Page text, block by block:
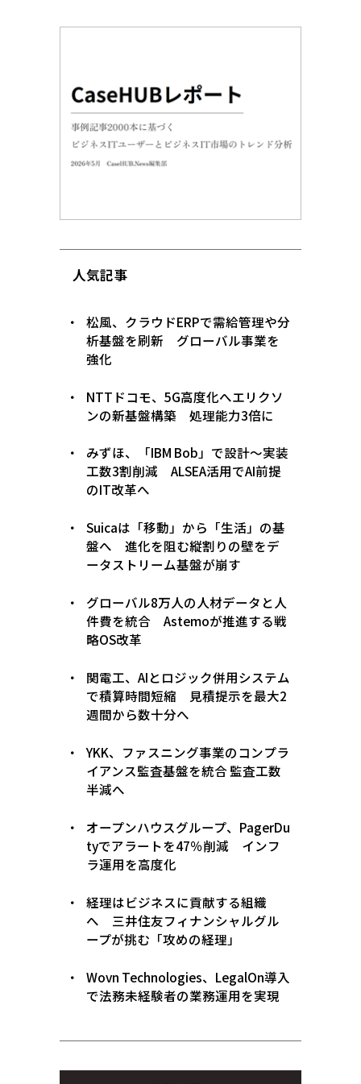
人気記事
松風、クラウドERPで需給管理や分
析基盤を刷新 グローバル事業を
強化
NTTドコモ、5G高度化へエリクソ
ンの新基盤構築 処理能力3倍に
みずほ、「IBM Bob」で設計〜実装
工数3割削減 ALSEA活用でAI前提
のIT改革へ
Suicaは「移動」から「生活」の基
盤へ 進化を阻む縦割りの壁をデ
ータストリーム基盤が崩す
グローバル8万人の人材データと人
件費を統合 Astemoが推進する戦
略OS改革
関電工、AIとロジック併用システム
で積算時間短縮 見積提示を最大2
週間から数十分へ
YKK、ファスニング事業のコンプラ
イアンス監査基盤を統合 監査工数
半減へ
オープンハウスグループ、PagerDu
tyでアラートを47％削減 インフ
ラ運用を高度化
経理はビジネスに貢献する組織
へ 三井住友フィナンシャルグル
ープが挑む「攻めの経理」
Wovn Technologies、LegalOn導入
で法務未経験者の業務運用を実現